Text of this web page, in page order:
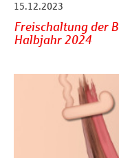
15.12.2023
Freischaltung der
Halbjahr 2024